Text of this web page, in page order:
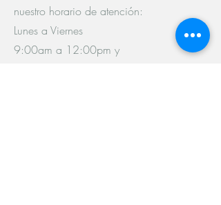
nuestro horario de atención:
Lunes a Viernes
9:00am a 12:00pm y